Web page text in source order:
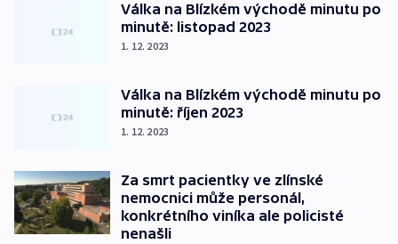
Válka na Blízkém východě minutu po
minutě: listopad 2023
1. 12. 2023
Válka na Blízkém východě minutu po
minutě: říjen 2023
1. 12. 2023
Za smrt pacientky ve zlínské
nemocnici může personál,
konkrétního viníka ale policisté
nenašli